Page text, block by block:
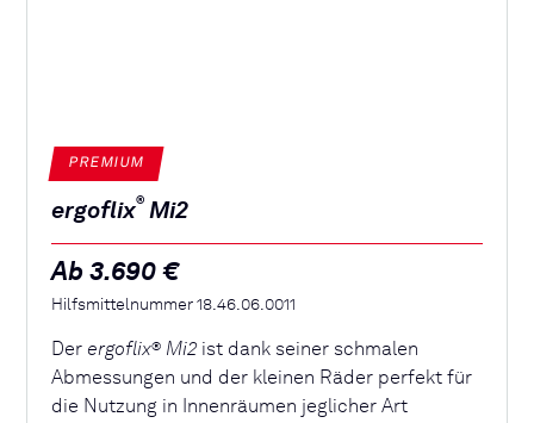
PREMIUM
ergoflix® Mi2
Ab 3.690 €
Hilfsmittelnummer 18.46.06.0011
Derergoflix® Mi2ist dank seiner schmalen
Abmessungen und der kleinen Räder perfekt für
die Nutzung in Innenräumen jeglicher Art